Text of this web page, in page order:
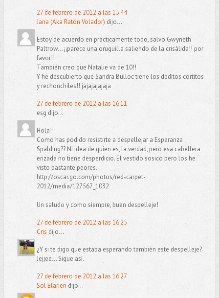
27 de febrero de 2012 a las 15:44
Jana (Aka Ratón Volador) dijo...
Estoy de acuerdo en prácticamente todo, salvo Gwyneth
Paltrow... ¡¡parece una oruguilla saliendo de la crisálida!! por
favor!!
También creo que Natalie va de 10!!
Y he descubierto que Sandra Bulloc tiene los deditos cortitos
y rechonchiles!! jajajajajaja
27 de febrero de 2012 a las 16:11
esg dijo...
Hola!!
Como has podido resistirte a despellejar a Esperanza
Spalding?? Ni idea de quien es, la verdad, pero esa cabellera
erizada no tiene desperdicio. El vestido sosico pero los he
visto bastante peores.
http://oscar.go.com/photos/red-carpet-
2012/media/127567_1032
Un saludo y como siempre, buen despelleje!
27 de febrero de 2012 a las 16:25
Cris dijo...
¿Y si te digo que estaba esperando también este despelleje?
Jejjee... Sigue así.
27 de febrero de 2012 a las 16:27
Sol Elarien dijo...